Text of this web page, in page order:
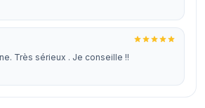
Très sérieux . Je conseille !!